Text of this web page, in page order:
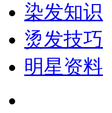
染发知识
烫发技巧
明星资料